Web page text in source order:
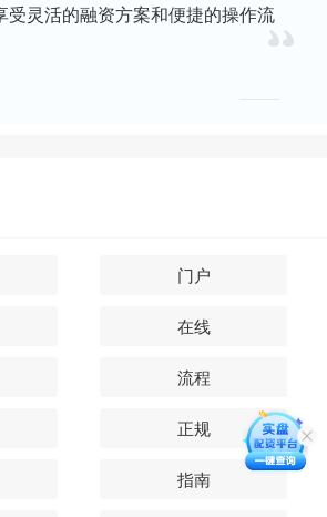
受灵活的融资方案和便捷的操作流
门户
在线
流程
正规
指南